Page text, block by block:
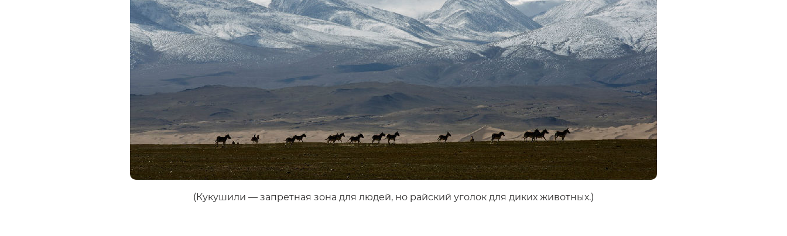
(Кукушили — запретная зона для людей, но райский уголок для диких животных.)